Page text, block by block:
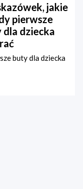
jakie
pierwsze
dla dziecka
buty dla dziecka